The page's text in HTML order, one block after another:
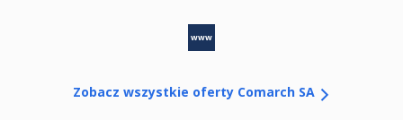
www
Zobacz wszystkie oferty Comarch SA